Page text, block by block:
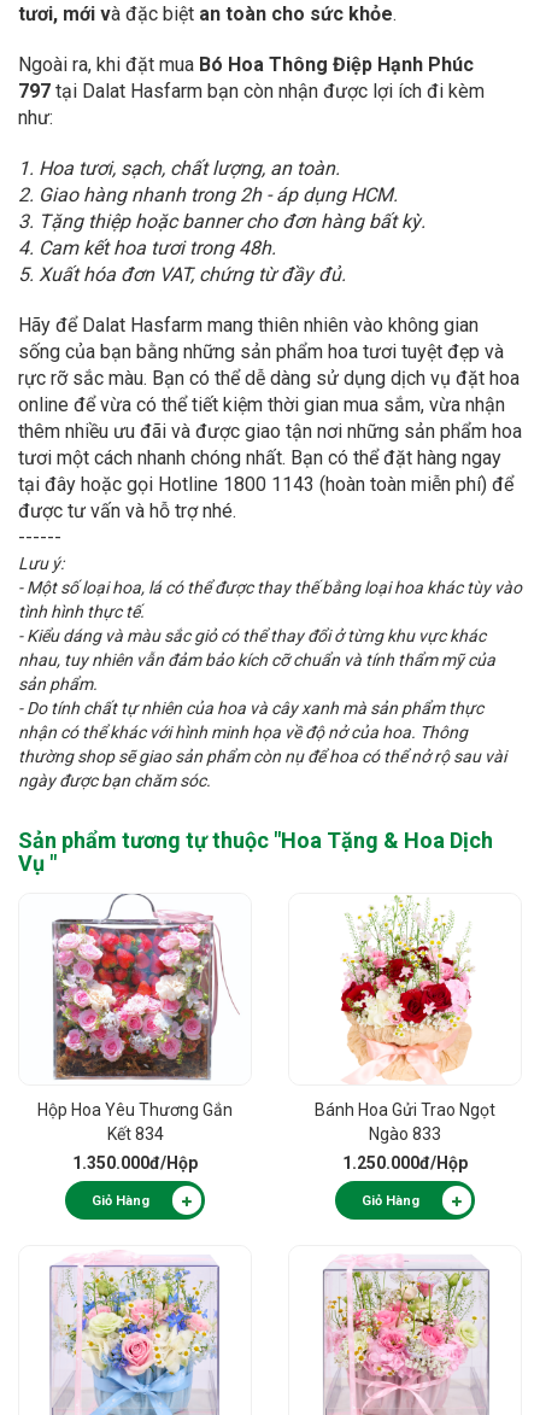
tươi, mới và đặc biệt an toàn cho sức khỏe.
Ngoài ra, khi đặt mua Bó Hoa Thông Điệp Hạnh Phúc
797 tại Dalat Hasfarm bạn còn nhận được lợi ích đi kèm
như:
1. Hoa tươi, sạch, chất lượng, an toàn.
2. Giao hàng nhanh trong 2h - áp dụng HCM.
3. Tặng thiệp hoặc banner cho đơn hàng bất kỳ.
4. Cam kết hoa tươi trong 48h.
5. Xuất hóa đơn VAT, chứng từ đầy đủ.
Hãy để Dalat Hasfarm mang thiên nhiên vào không gian
sống của bạn bằng những sản phẩm hoa tươi tuyệt đẹp và
rực rỡ sắc màu. Bạn có thể dễ dàng sử dụng dịch vụ đặt hoa
online để vừa có thể tiết kiệm thời gian mua sắm, vừa nhận
thêm nhiều ưu đãi và được giao tận nơi những sản phẩm hoa
tươi một cách nhanh chóng nhất. Bạn có thể đặt hàng ngay
tại đây hoặc gọi Hotline 1800 1143 (hoàn toàn miễn phí) để
được tư vấn và hỗ trợ nhé.
------
Lưu ý:
- Một số loại hoa, lá có thể được thay thế bằng loại hoa khác tùy vào
tình hình thực tế.
- Kiểu dáng và màu sắc giỏ có thể thay đổi ở từng khu vực khác
nhau, tuy nhiên vẫn đảm bảo kích cỡ chuẩn và tính thẩm mỹ của
sản phẩm.
- Do tính chất tự nhiên của hoa và cây xanh mà sản phẩm thực
nhận có thể khác với hình minh họa về độ nở của hoa. Thông
thường shop sẽ giao sản phẩm còn nụ để hoa có thể nở rộ sau vài
ngày được bạn chăm sóc.
Sản phẩm tương tự thuộc "Hoa Tặng & Hoa Dịch
Vụ "
Hộp Hoa Yêu Thương Gắn
Kết 834
1.350.000đ/Hộp
Giỏ Hàng
Bánh Hoa Gửi Trao Ngọt
Ngào 833
1.250.000đ/Hộp
Giỏ Hàng